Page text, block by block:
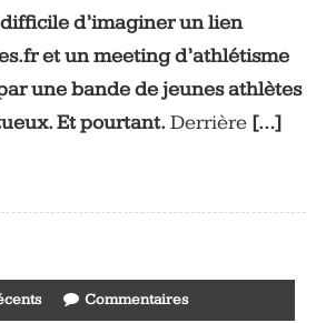
d’imaginer un lien
et un meeting d’athlétisme
une bande de jeunes athlètes
Et pourtant. Derrière […]
Commentaires